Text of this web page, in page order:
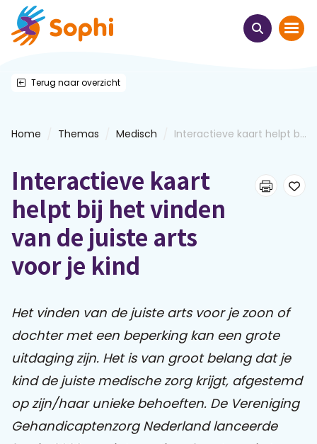
Thema's
Leren & ontmoeten
Webinars
E-learnings
Themabijeenkomsten
Praat mee
Clientdossier
Sophi
Sophi
Contact
Terug naar overzicht
Home Themas Medisch Interactieve kaart helpt b...
Interactieve kaart
helpt bij het vinden
van de juiste arts
voor je kind
Het vinden van de juiste arts voor je zoon of
dochter met een beperking kan een grote
uitdaging zijn. Het is van groot belang dat je
kind de juiste medische zorg krijgt, afgestemd
op zijn/haar unieke behoeften. De Vereniging
GehandicaptenzorgNederland lanceerde